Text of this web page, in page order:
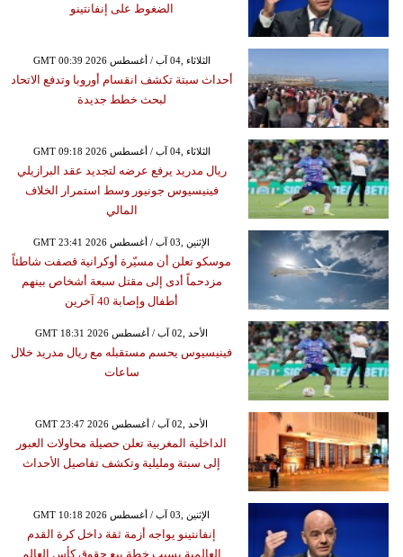
الضغوط على إنفانتينو
GMT 00:39 2026 الثلاثاء ,04 آب / أغسطس
أحداث سبتة تكشف انقسام أوروبا وتدفع الاتحاد
لبحث خطط جديدة
GMT 09:18 2026 الثلاثاء ,04 آب / أغسطس
ريال مدريد يرفع عرضه لتجديد عقد البرازيلي
فينيسيوس جونيور وسط استمرار الخلاف
المالي
GMT 23:41 2026 الإثنين ,03 آب / أغسطس
موسكو تعلن أن مسيّرة أوكرانية قصفت شاطئاً
مزدحماً أدى إلى مقتل سبعة أشخاص بينهم
أطفال وإصابة 40 آخرين
GMT 18:31 2026 الأحد ,02 آب / أغسطس
فينيسيوس يحسم مستقبله مع ريال مدريد خلال
ساعات
GMT 23:47 2026 الأحد ,02 آب / أغسطس
الداخلية المغربية تعلن حصيلة محاولات العبور
إلى سبتة ومليلية وتكشف تفاصيل الأحداث
GMT 10:18 2026 الإثنين ,03 آب / أغسطس
إنفانتينو يواجه أزمة ثقة داخل كرة القدم
العالمية بسبب خطة بيع حقوق كأس العالم